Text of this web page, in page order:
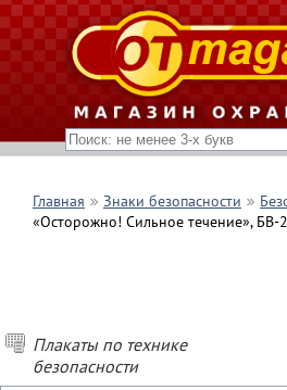
Главная Знаки безопасности
«Осторожно! Сильное течение»,
Плакаты по технике
безопасности